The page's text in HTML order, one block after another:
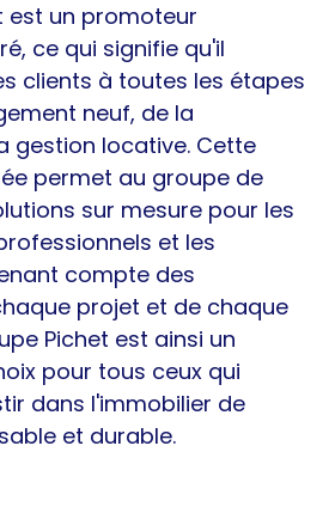
est un promoteur
ce qui signifie qu'il
clients à toutes les étapes
neuf, de la
gestion locative. Cette
permet au groupe de
sur mesure pour les
et les
compte des
projet et de chaque
Pichet est ainsi un
pour tous ceux qui
dans l'immobilier de
et durable.